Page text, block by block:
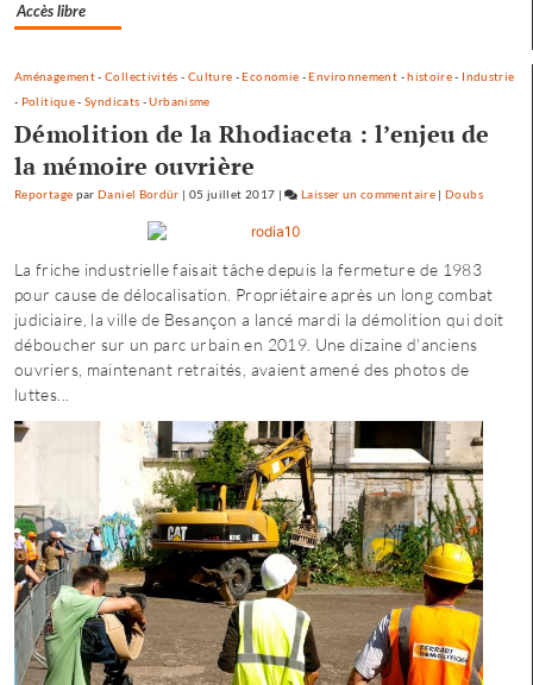
»
Accès libre
Aménagement-Collectivités - Culture -Economie -Environnement -histoire- Industrie
- Politique-Syndicats -Urbanisme
Démolition de la Rhodiaceta : l’enjeu de
la mémoire ouvrière
Reportage parDaniel Bordür | 05 juillet 2017 | Laisser un commentaire on
à
Besançon
:
«
une
où
chacun
trouve
son
compte
»
|Doubs
La friche industrielle faisait tâche depuis la fermeture de 1983
pour cause de délocalisation. Propriétaire après un long combat
judiciaire, la ville de Besançon a lancé mardi la démolition qui doit
déboucher sur un parc urbain en 2019. Une dizaine d'anciens
ouvriers, maintenant retraités, avaient amené des photos de
luttes...